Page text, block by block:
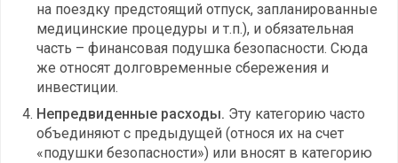
на поездку предстоящий отпуск, запланированные
медицинские процедуры и т.п.), и обязательная
часть – финансовая подушка безопасности. Сюда
же относят долговременные сбережения и
инвестиции.
Непредвиденные расходы. Эту категорию часто
объединяют с предыдущей (относя их на счет
«подушки безопасности») или вносят в категорию